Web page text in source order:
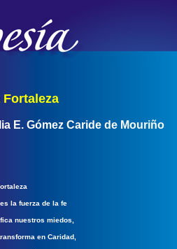
Fortaleza
E. Gómez Caride de Mouriño
la fuerza de la fe
nuestros miedos,
en Caridad,